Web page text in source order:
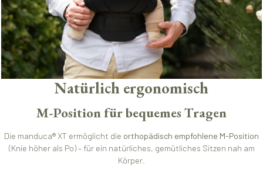
Natürlich ergonomisch
M-Position für bequemes Tragen
Die manduca® XT ermöglicht die orthopädisch empfohlene M-Position
(Knie höher als Po) – für ein natürliches, gemütliches Sitzen nah am
Körper.